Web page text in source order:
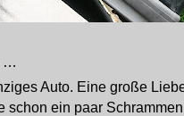
…
Auto. Eine große
schon ein paar